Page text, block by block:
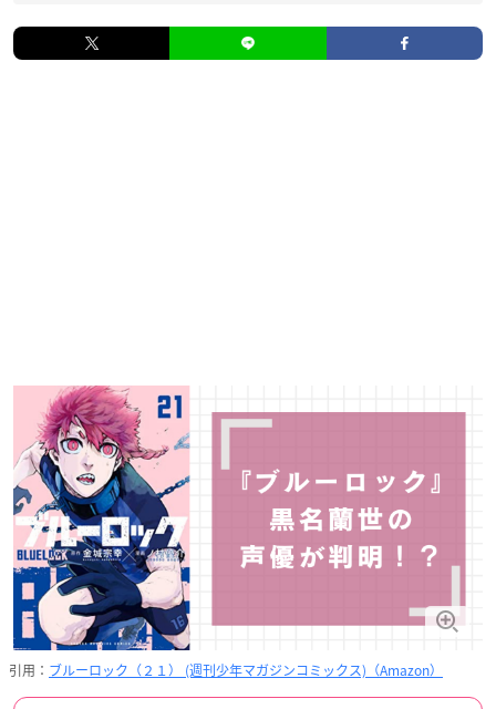
引用： ブルーロック（２１） (週刊少年マガジンコミックス)（Amazon）